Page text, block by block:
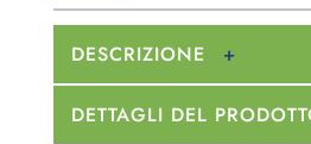
DESCRIZIONE
DETTAGLI DEL